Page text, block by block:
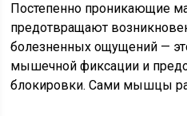
Постепенно проникающие
предотвращают
болезненных ощущений —
мышечной фиксации и
блокировки. Сами мышцы